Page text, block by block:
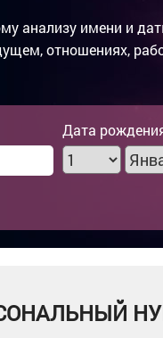
анализу имени и
отношениях,
Дата